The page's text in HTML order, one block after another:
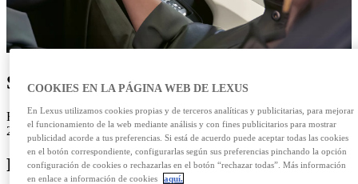
SENCILLO
Fácil y cómodo, te permite fraccionar el coste de tu nuevo Lexus de
2 a 7 años.
PERSONALIZADO
COOKIES EN LA PÁGINA WEB DE LEXUS
En Lexus utilizamos cookies propias y de terceros analíticas y publicitarias, para mejorar
el funcionamiento de la web mediante análisis y con fines publicitarios para mostrar
publicidad acorde a tus preferencias. Si está de acuerdo puede aceptar todas las cookies
en el botón correspondiente, configurarlas según sus preferencias pinchando la opción
configuración de cookies o rechazarlas en el botón “rechazar todas”. Más información
en enlace a información de cookies
aquí.